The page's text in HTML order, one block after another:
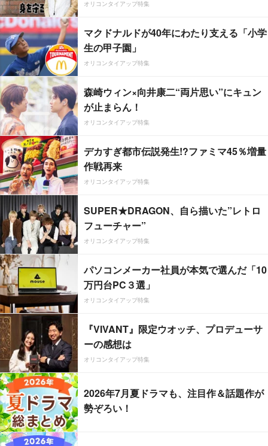
オリコンタイアップ特集
マクドナルドが40年にわたり支える「小学
生の甲子園」
オリコンタイアップ特集
森崎ウィン×向井康二“両片思い”にキュン
が止まらん！
オリコンタイアップ特集
デカすぎ都市伝説発生!?ファミマ45％増量
作戦再来
オリコンタイアップ特集
SUPER★DRAGON、自ら描いた”レトロ
フューチャー”
オリコンタイアップ特集
パソコンメーカー社員が本気で選んだ「10
万円台PC３選」
オリコンタイアップ特集
『VIVANT』限定ウオッチ、プロデューサ
ーの感想は
オリコンタイアップ特集
2026年7月夏ドラマも、注目作＆話題作が
勢ぞろい！